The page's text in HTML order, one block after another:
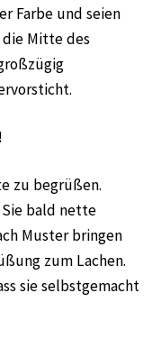
Farbe und seien
die Mitte des
zu begrüßen.
bald nette
Muster bringen
zum Lachen.
sie selbstgemacht